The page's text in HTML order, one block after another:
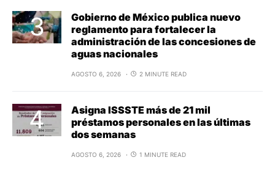
Gobierno de México publica nuevo
reglamento para fortalecer la
administración de las concesiones de
aguas nacionales
AGOSTO 6, 2026 2 MINUTE READ
Asigna ISSSTE más de 21 mil
préstamos personales en las últimas
dos semanas
AGOSTO 6, 2026 1 MINUTE READ